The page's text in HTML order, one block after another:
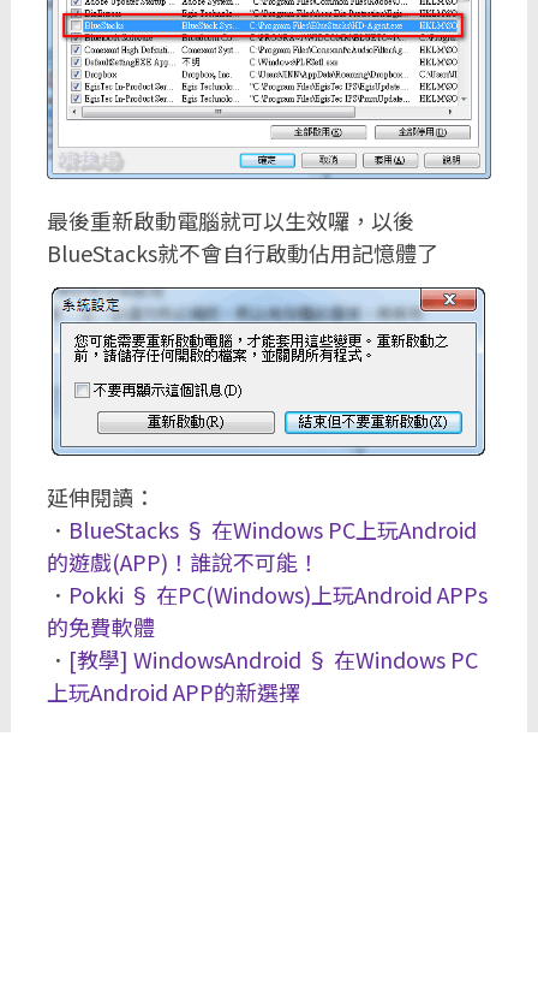
最後重新啟動電腦就可以生效囉，以後
BlueStacks就不會自行啟動佔用記憶體了
延伸閱讀：
． BlueStacks § 在Windows PC上玩Android
的遊戲(APP)！誰說不可能！
． Pokki § 在PC(Windows)上玩Android APPs
的免費軟體
． [教學] WindowsAndroid § 在Windows PC
上玩Android APP的新選擇